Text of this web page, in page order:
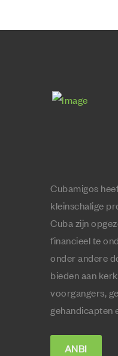
Cubamigos
kleinschalige
Cuba zijn
financieel te
onder andere
bieden aan
voorgangers,
gehandicapten
ANBI